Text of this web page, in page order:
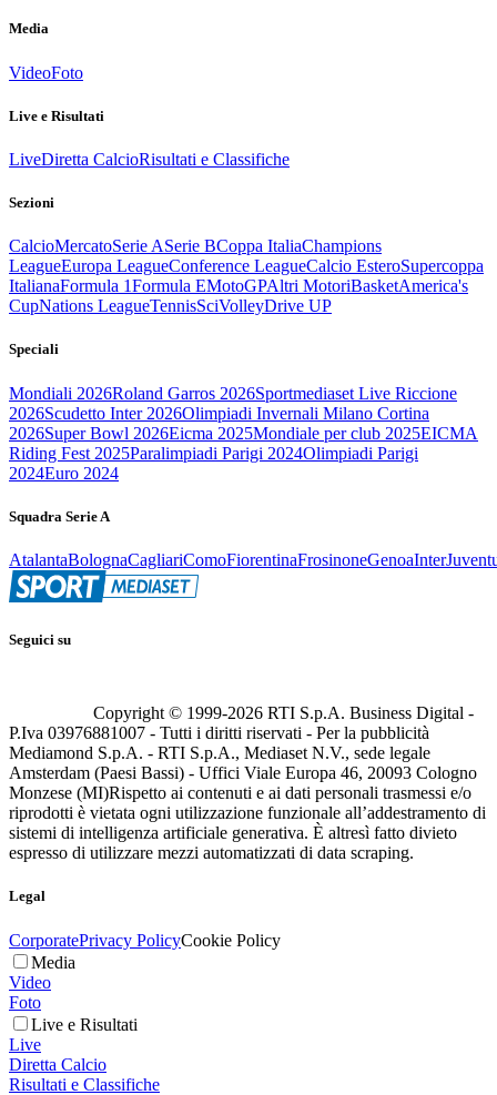
Media
VideoFoto
Live e Risultati
LiveDiretta CalcioRisultati e Classifiche
Sezioni
CalcioMercatoSerie ASerie BCoppa ItaliaChampions
LeagueEuropa LeagueConference LeagueCalcio EsteroSupercoppa
ItalianaFormula 1Formula EMotoGPAltri MotoriBasketAmerica's
CupNations LeagueTennisSciVolleyDrive UP
Speciali
Mondiali 2026Roland Garros 2026Sportmediaset Live Riccione
2026Scudetto Inter 2026Olimpiadi Invernali Milano Cortina
2026Super Bowl 2026Eicma 2025Mondiale per club 2025EICMA
Riding Fest 2025Paralimpiadi Parigi 2024Olimpiadi Parigi
2024Euro 2024
Squadra Serie A
AtalantaBolognaCagliariComoFiorentinaFrosinoneGenoaInter
Seguici su
Copyright © 1999-2026 RTI S.p.A. Business Digital -
P.Iva 03976881007 - Tutti i diritti riservati - Per la pubblicità
Mediamond S.p.A. - RTI S.p.A., Mediaset N.V., sede legale
Amsterdam (Paesi Bassi) - Uffici Viale Europa 46, 20093 Cologno
Monzese (MI)Rispetto ai contenuti e ai dati personali trasmessi e/o
riprodotti è vietata ogni utilizzazione funzionale all’addestramento di
sistemi di intelligenza artificiale generativa. È altresì fatto divieto
espresso di utilizzare mezzi automatizzati di data scraping.
Legal
CorporatePrivacy PolicyCookie Policy
Media
Video
Foto
Live e Risultati
Live
Diretta Calcio
Risultati e Classifiche